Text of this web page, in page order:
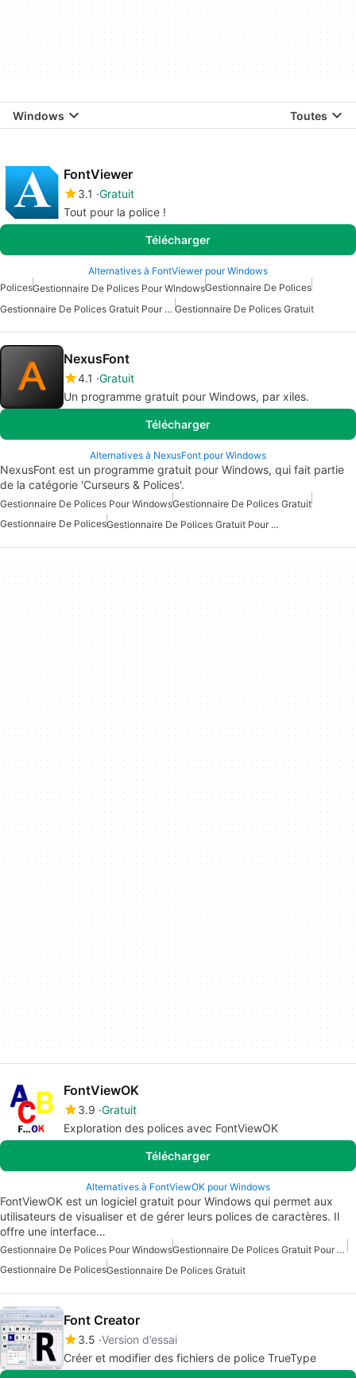
Windows Toutes
FontViewer
3.1 Gratuit
Tout pour la police !
Télécharger
Alternatives à FontViewer pour Windows
PolicesGestionnaire De Polices Pour WindowsGestionnaire De Polices
Gestionnaire De Polices Gratuit Pour Windows Gestionnaire De Polices Gratuit
NexusFont
4.1 Gratuit
Un programme gratuit pour Windows, par xiles.
Télécharger
Alternatives à NexusFont pour Windows
NexusFont est un programme gratuit pour Windows, qui fait partie
de la catégorie 'Curseurs & Polices'.
Gestionnaire De Polices Pour WindowsGestionnaire De Polices Gratuit
Gestionnaire De Polices
Gestionnaire De Polices Gratuit Pour Windows
FontViewOK
3.9 Gratuit
Exploration des polices avec FontViewOK
Télécharger
Alternatives à FontViewOK pour Windows
FontViewOK est un logiciel gratuit pour Windows qui permet aux
utilisateurs de visualiser et de gérer leurs polices de caractères. Il
offre une interface…
Gestionnaire De Polices Pour Windows
Gestionnaire De Polices Gratuit Pour Windows
Gestionnaire De PolicesGestionnaire De Polices Gratuit
Font Creator
3.5 Version d’essai
Créer et modifier des fichiers de police TrueType